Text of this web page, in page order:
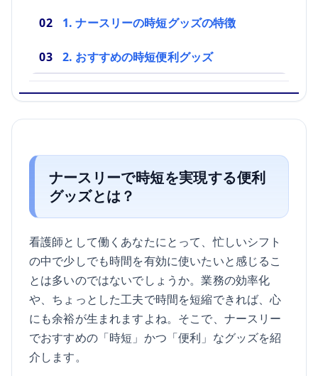
1. ナースリーの時短グッズの特徴
2. おすすめの時短便利グッズ
ナースリーで時短を実現する便利
グッズとは？
看護師として働くあなたにとって、忙しいシフト
の中で少しでも時間を有効に使いたいと感じるこ
とは多いのではないでしょうか。業務の効率化
や、ちょっとした工夫で時間を短縮できれば、心
にも余裕が生まれますよね。そこで、ナースリー
でおすすめの「時短」かつ「便利」なグッズを紹
介します。